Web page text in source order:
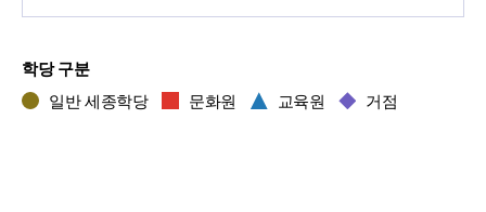
학당 구분
일반 세종학당
문화원 교육원 거점